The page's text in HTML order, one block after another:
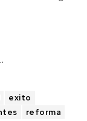
exito
reforma